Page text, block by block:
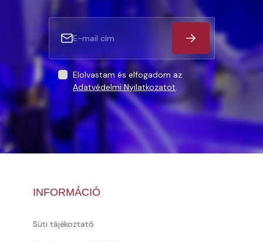
Elolvastam és elfogadom az
Adatvédelmi Nyilatkozatot.
INFORMÁCIÓ
Süti tájékoztató